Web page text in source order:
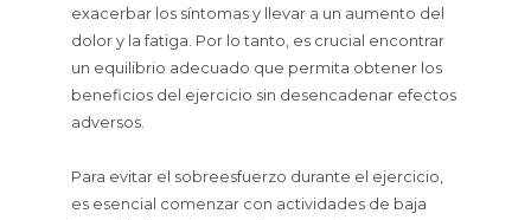
exacerbar los síntomas y llevar a un aumento del
dolor y la fatiga. Por lo tanto, es crucial encontrar
un equilibrio adecuado que permita obtener los
beneficios del ejercicio sin desencadenar efectos
adversos.
Para evitar el sobreesfuerzo durante el ejercicio,
es esencial comenzar con actividades de baja